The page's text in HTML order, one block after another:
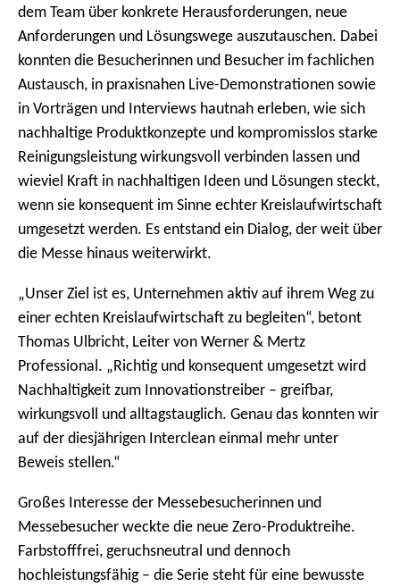
dem Team über konkrete Herausforderungen, neue
Anforderungen und Lösungswege auszutauschen. Dabei
konnten die Besucherinnen und Besucher im fachlichen
Austausch, in praxisnahen Live-Demonstrationen sowie
in Vorträgen und Interviews hautnah erleben, wie sich
nachhaltige Produktkonzepte und kompromisslos starke
Reinigungsleistung wirkungsvoll verbinden lassen und
wieviel Kraft in nachhaltigen Ideen und Lösungen steckt,
wenn sie konsequent im Sinne echter Kreislaufwirtschaft
umgesetzt werden. Es entstand ein Dialog, der weit über
die Messe hinaus weiterwirkt.
„Unser Ziel ist es, Unternehmen aktiv auf ihrem Weg zu
einer echten Kreislaufwirtschaft zu begleiten“, betont
Thomas Ulbricht, Leiter von Werner & Mertz
Professional. „Richtig und konsequent umgesetzt wird
Nachhaltigkeit zum Innovationstreiber – greifbar,
wirkungsvoll und alltagstauglich. Genau das konnten wir
auf der diesjährigen Interclean einmal mehr unter
Beweis stellen.“
Großes Interesse der Messebesucherinnen und
Messebesucher weckte die neue Zero-Produktreihe.
Farbstofffrei, geruchsneutral und dennoch
hochleistungsfähig – die Serie steht für eine bewusste